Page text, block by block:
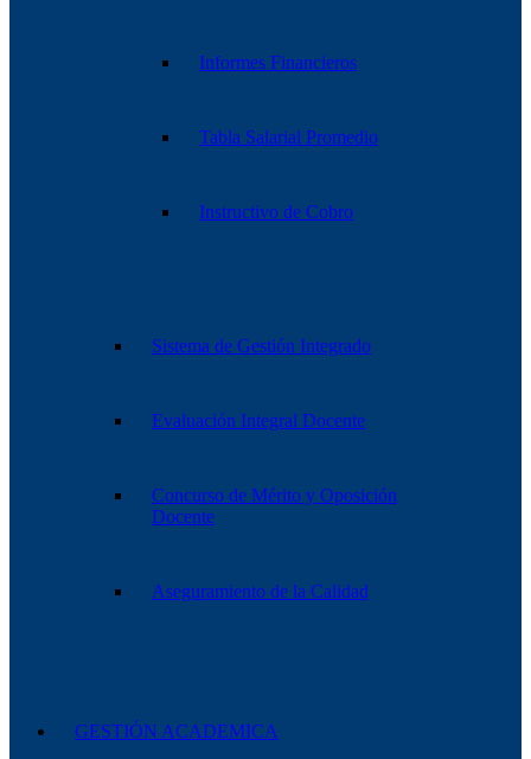
Informes Financieros
Tabla Salarial Promedio
Instructivo de Cobro
Sistema de Gestión Integrado
Evaluación Integral Docente
Concurso de Mérito y Oposición
Docente
Aseguramiento de la Calidad
GESTIÓN ACADEMICA